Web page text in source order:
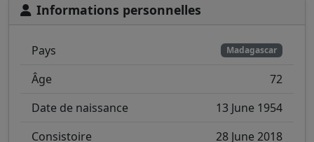
Informations personnelles
Pays Madagascar
Âge
72
Date de naissance
13 June 1954
Consistoire
28 June 2018